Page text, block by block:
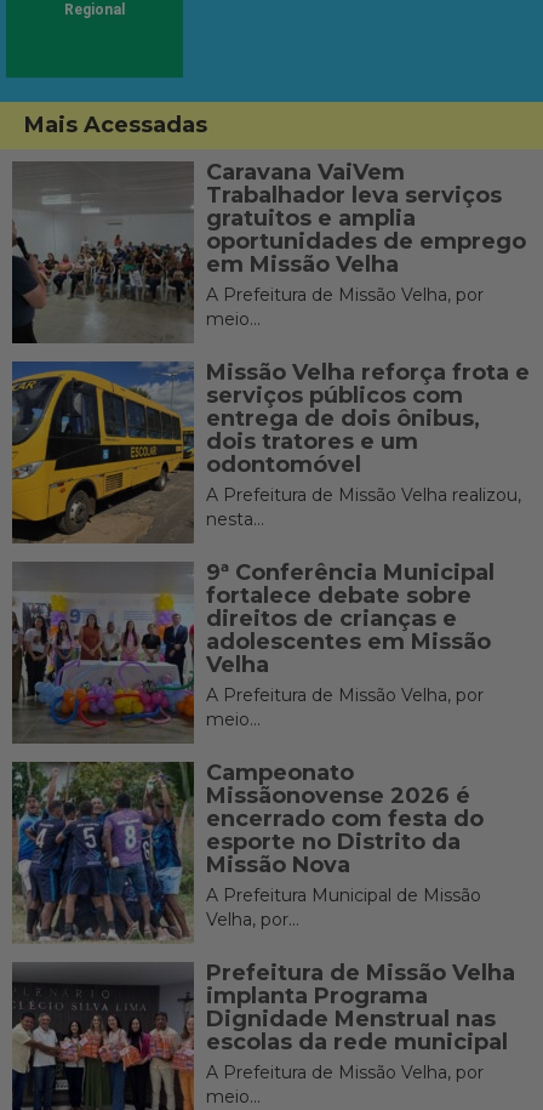
Regional
Mais Acessadas
Caravana VaiVem
Trabalhador leva serviços
gratuitos e amplia
oportunidades de emprego
em Missão Velha
A Prefeitura de Missão Velha, por
meio...
Missão Velha reforça frota e
serviços públicos com
entrega de dois ônibus,
dois tratores e um
odontomóvel
A Prefeitura de Missão Velha realizou,
nesta...
9ª Conferência Municipal
fortalece debate sobre
direitos de crianças e
adolescentes em Missão
Velha
A Prefeitura de Missão Velha, por
meio...
Campeonato
Missãonovense 2026 é
encerrado com festa do
esporte no Distrito da
Missão Nova
A Prefeitura Municipal de Missão
Velha, por...
Prefeitura de Missão Velha
implanta Programa
Dignidade Menstrual nas
escolas da rede municipal
A Prefeitura de Missão Velha, por
meio...